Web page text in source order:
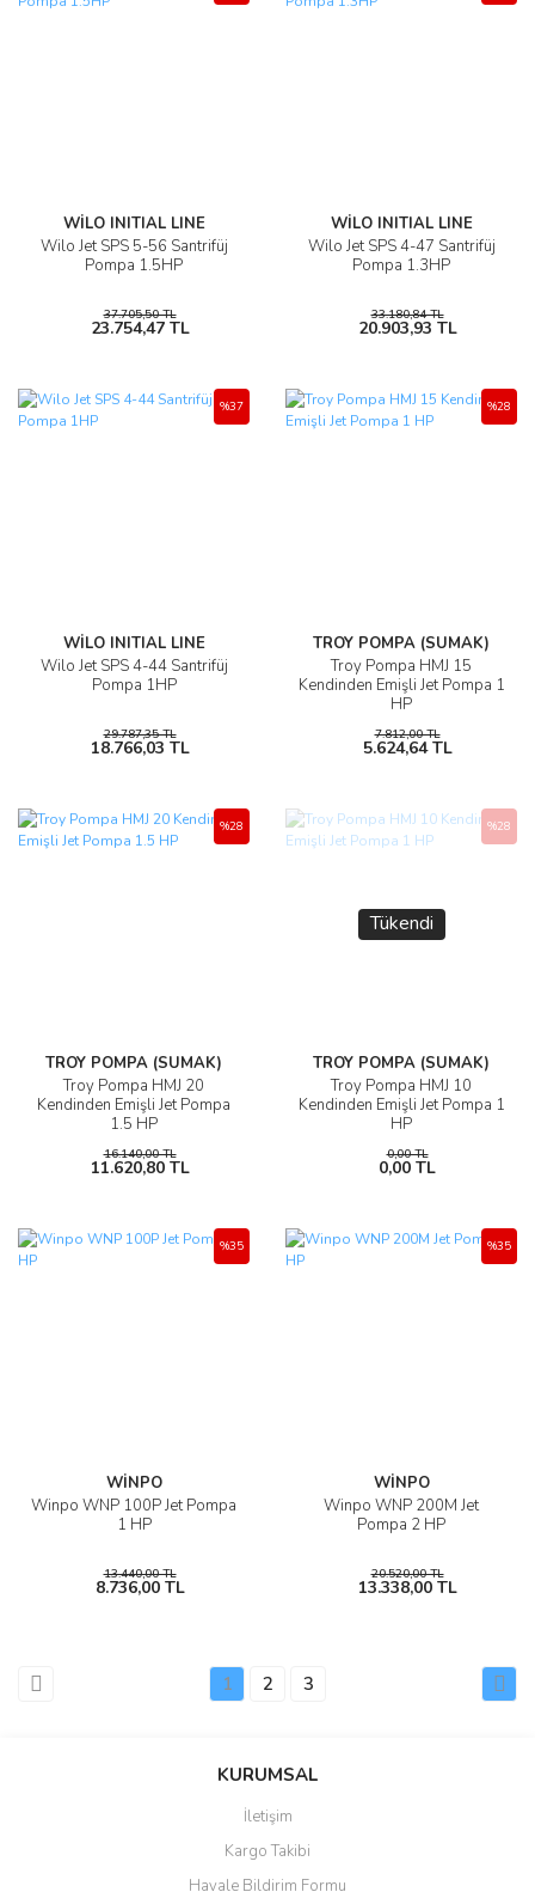
WİLO INITIAL LINE
Wilo Jet SPS 5-56 Santrifüj
Pompa 1.5HP
37.705,50 TL
23.754,47 TL
WİLO INITIAL LINE
Wilo Jet SPS 4-47 Santrifüj
Pompa 1.3HP
33.180,84 TL
20.903,93 TL
WİLO INITIAL LINE
Wilo Jet SPS 4-44 Santrifüj
Pompa 1HP
%37
29.787,35 TL
18.766,03 TL
TROY POMPA (SUMAK)
Troy Pompa HMJ 15
Kendinden Emişli Jet Pompa 1
HP
%28
7.812,00 TL
5.624,64 TL
TROY POMPA (SUMAK)
Troy Pompa HMJ 20
Kendinden Emişli Jet Pompa
1.5 HP
%28
16.140,00 TL
11.620,80 TL
Tükendi
TROY POMPA (SUMAK)
Troy Pompa HMJ 10
Kendinden Emişli Jet Pompa 1
HP
%28
0,00 TL
0,00 TL
WİNPO
Winpo WNP 100P Jet Pompa
1 HP
%35
13.440,00 TL
8.736,00 TL
WİNPO
Winpo WNP 200M Jet
Pompa 2 HP
%35
20.520,00 TL
13.338,00 TL
1 2 3
KURUMSAL
İletişim
Kargo Takibi
Havale Bildirim Formu